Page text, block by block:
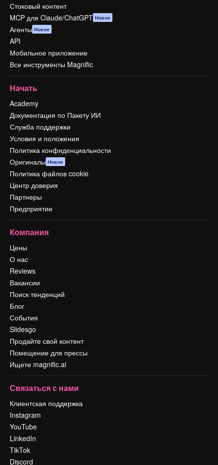
Стоковый контент
MCP для Claude/ChatGPT Новое
Агенты Новое
API
Мобильное приложение
Все инструменты Magnific
Начать
Academy
Документация по Пакету ИИ
Служба поддержки
Условия и положения
Политика конфиденциальности
Оригиналы Новое
Политика файлов cookie
Центр доверия
Партнеры
Предприятие
Компания
Цены
О нас
Reviews
Вакансии
Поиск тенденций
Блог
События
Slidesgo
Продайте свой контент
Помещение для прессы
Ищете magnific.ai
Связаться с нами
Клиентская поддержка
Instagram
YouTube
LinkedIn
TikTok
Discord